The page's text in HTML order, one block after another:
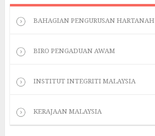
BAHAGIAN PENGURUSAN HARTANAH
BIRO PENGADUAN AWAM
INSTITUT INTEGRITI MALAYSIA
KERAJAAN MALAYSIA